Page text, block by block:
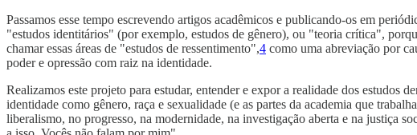
Passamos esse tempo escrevendo artigos acadêmicos e publicando-os em
"estudos identitários" (por exemplo, estudos de gênero), ou "teoria crítica",
chamar essas áreas de "estudos de ressentimento",4 como uma abreviação por
poder e opressão com raiz na identidade.
Realizamos este projeto para estudar, entender e expor a realidade dos estudos
identidade como gênero, raça e sexualidade (e as partes da academia que
liberalismo, no progresso, na modernidade, na investigação aberta e na justiça